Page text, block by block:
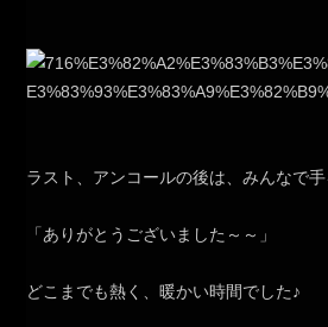
ラスト、アンコールの後は、みんなで手
「ありがとうございました～～」
どこまでも熱く、暖かい時間でした♪